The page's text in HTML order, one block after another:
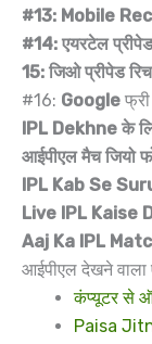
#13: Mobile
#14: एयरटेल प्रीपेड
15: जिओ प्रीपेड
#16: Google
IPL Dekhne के
आईपीएल मैच जियो
IPL Kab Se
Live IPL Kaise
Aaj Ka IPL
आईपीएल देखने
कंप्यूटर से
Paisa